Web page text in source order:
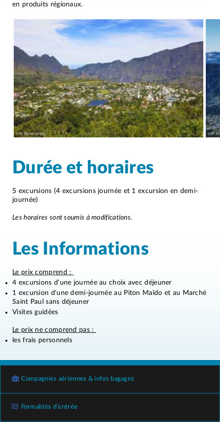
en produits régionaux.
Durée et horaires
5 excursions (4 excursions journée et 1 excursion en demi-
journée)
Les horaires sont soumis à modifications.
Les Informations
Le prix comprend :
4 excursions d'une journée au choix avec déjeuner
1 excursion d'une demi-journée au Piton Maïdo et au Marché
Saint Paul sans déjeuner
Visites guidées
Le prix ne comprend pas :
les frais personnels
Compagnies aériennes & infos bagages
Formalités d’entrée